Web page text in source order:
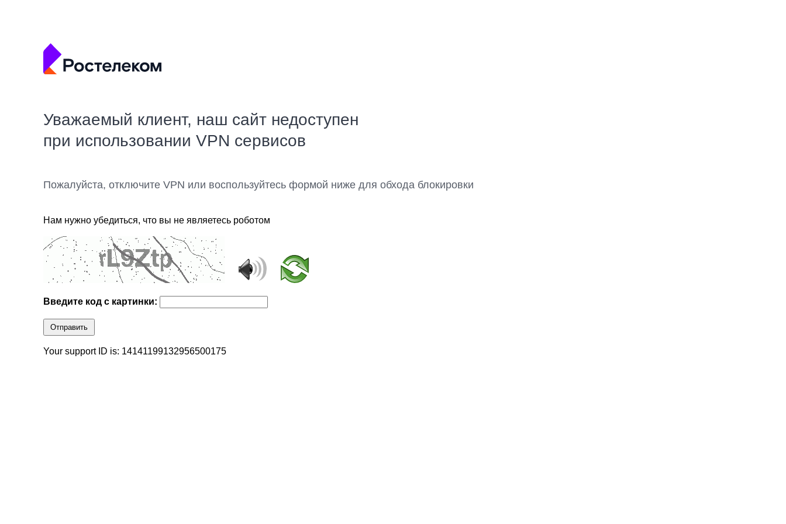
Уважаемый клиент, наш сайт недоступен
при использовании VPN сервисов
Пожалуйста, отключите VPN или воспользуйтесь формой ниже для обхода блокировки
Нам нужно убедиться, что вы не являетесь роботом
Введите код с картинки:
Отправить
Your support ID is: 14141199132956500175